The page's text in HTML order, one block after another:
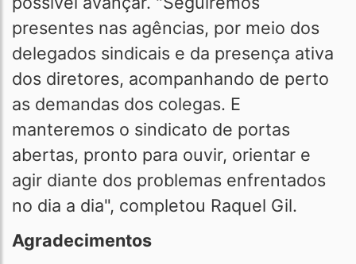
presentes nas agências, por meio dos
delegados sindicais e da presença ativa
dos diretores, acompanhando de perto
as demandas dos colegas. E
manteremos o sindicato de portas
abertas, pronto para ouvir, orientar e
agir diante dos problemas enfrentados
no dia a dia", completou Raquel Gil.
Agradecimentos